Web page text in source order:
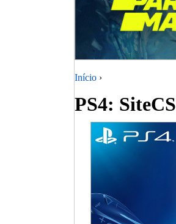
Início ›
PS4: SiteCS